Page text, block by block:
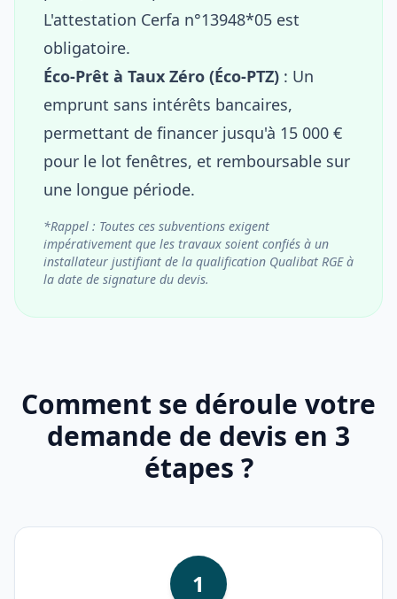
L'attestation Cerfa n°13948*05 est
obligatoire.
Éco-Prêt à Taux Zéro (Éco-PTZ) : Un
emprunt sans intérêts bancaires,
permettant de financer jusqu'à 15 000 €
pour le lot fenêtres, et remboursable sur
une longue période.
*Rappel : Toutes ces subventions exigent
impérativement que les travaux soient confiés à un
installateur justifiant de la qualification Qualibat RGE à
la date de signature du devis.
Comment se déroule votre
demande de devis en 3
étapes ?
1